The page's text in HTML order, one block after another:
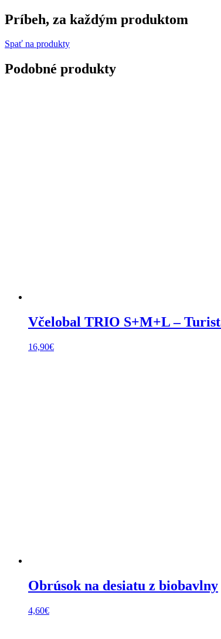
Príbeh, za každým produktom
Spať na produkty
Podobné produkty
Včelobal TRIO S+M+L –
16,90€
Obrúsok na desiatu z biobavlny
4,60€